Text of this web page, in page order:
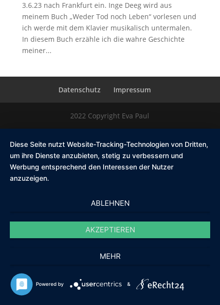
3.6.23 nach Frankfurt ein. Inge Deeg wird aus
meinem Buch „Weder Tod noch Leben“ vorlesen und
ich werde mit dem Klavier musikalisch untermalen.
In diesem Buch erzähle ich die wahre Geschichte
meiner...
Datenschutz Impressum
2022 Copyright Eva Paul
Diese Seite nutzt Website-Tracking-Technologien von Dritten,
um ihre Dienste anzubieten, stetig zu verbessern und
Werbung entsprechend den Interessen der Nutzer
anzuzeigen.
ABLEHNEN
AKZEPTIEREN
MEHR
Powered by &